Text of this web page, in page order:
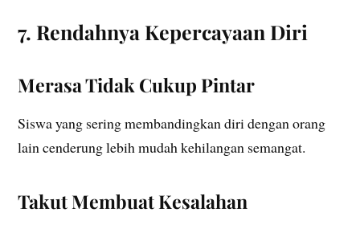
7. Rendahnya Kepercayaan Diri
Merasa Tidak Cukup Pintar
Siswa yang sering membandingkan diri dengan orang
lain cenderung lebih mudah kehilangan semangat.
Takut Membuat Kesalahan